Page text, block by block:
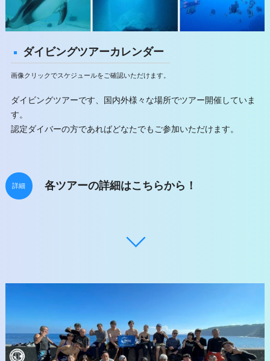
ダイビングツアーカレンダー
画像クリックでスケジュールをご確認いただけます。
ダイビングツアーです、国内外様々な場所でツアー開催していま
す。
認定ダイバーの方であればどなたでもご参加いただけます。
各ツアーの詳細はこちらから！
詳細